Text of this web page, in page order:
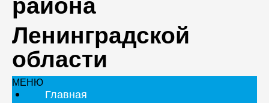
Ленинградской
области
МЕНЮ
Главная